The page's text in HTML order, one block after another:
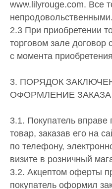
www.lilyrouge.com. Все
непродовольственными.
2.3 При приобретении
торговом зале договор
с момента
3. ПОРЯДОК
ОФОРМЛЕНИЕ ЗАКАЗА
3.1. Покупатель
товар, заказав его на
по телефону,
визите в розничный
3.2. Акцептом оферты
покупатель оформил